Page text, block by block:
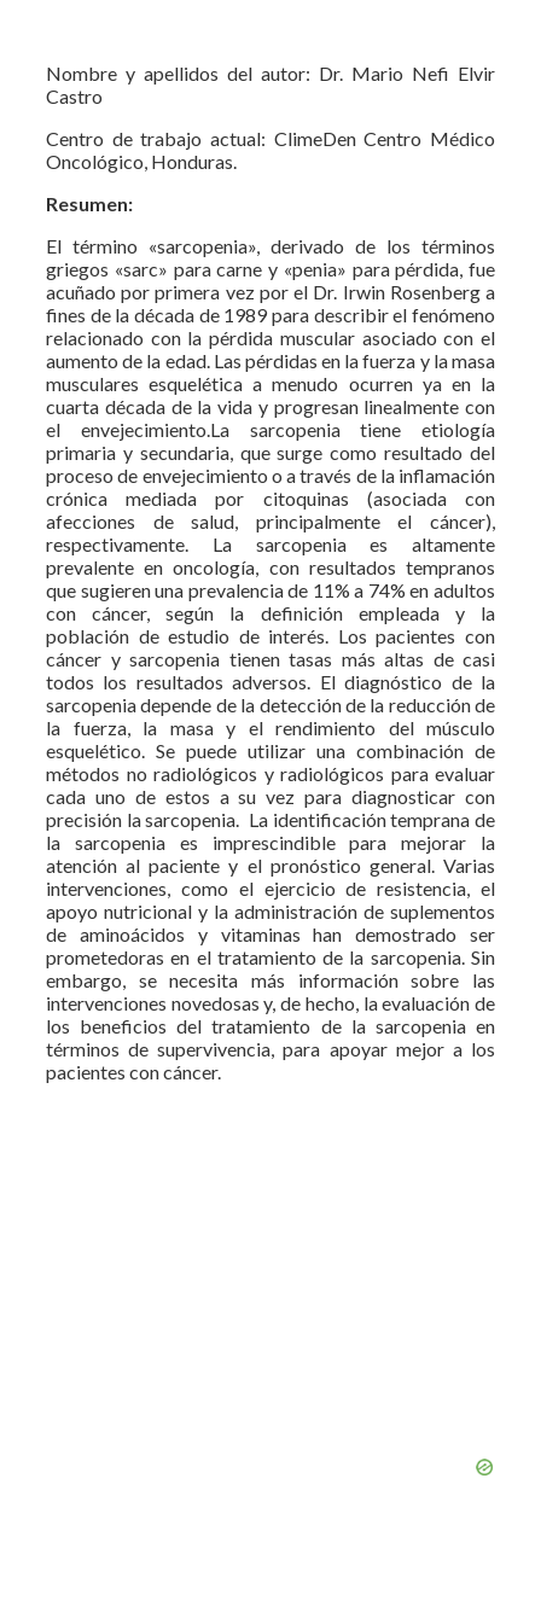
Nombre y apellidos del autor: Dr. Mario Nefi Elvir
Castro
Centro de trabajo actual: ClimeDen Centro Médico
Oncológico, Honduras.
Resumen:
El término «sarcopenia», derivado de los términos
griegos «sarc» para carne y «penia» para pérdida, fue
acuñado por primera vez por el Dr. Irwin Rosenberg a
fines de la década de 1989 para describir el fenómeno
relacionado con la pérdida muscular asociado con el
aumento de la edad. Las pérdidas en la fuerza y la masa
musculares esquelética a menudo ocurren ya en la
cuarta década de la vida y progresan linealmente con
el envejecimiento.La sarcopenia tiene etiología
primaria y secundaria, que surge como resultado del
proceso de envejecimiento o a través de la inflamación
crónica mediada por citoquinas (asociada con
afecciones de salud, principalmente el cáncer),
respectivamente. La sarcopenia es altamente
prevalente en oncología, con resultados tempranos
que sugieren una prevalencia de 11% a 74% en adultos
con cáncer, según la definición empleada y la
población de estudio de interés. Los pacientes con
cáncer y sarcopenia tienen tasas más altas de casi
todos los resultados adversos. El diagnóstico de la
sarcopenia depende de la detección de la reducción de
la fuerza, la masa y el rendimiento del músculo
esquelético. Se puede utilizar una combinación de
métodos no radiológicos y radiológicos para evaluar
cada uno de estos a su vez para diagnosticar con
precisión la sarcopenia. La identificación temprana de
la sarcopenia es imprescindible para mejorar la
atención al paciente y el pronóstico general. Varias
intervenciones, como el ejercicio de resistencia, el
apoyo nutricional y la administración de suplementos
de aminoácidos y vitaminas han demostrado ser
prometedoras en el tratamiento de la sarcopenia. Sin
embargo, se necesita más información sobre las
intervenciones novedosas y, de hecho, la evaluación de
los beneficios del tratamiento de la sarcopenia en
términos de supervivencia, para apoyar mejor a los
pacientes con cáncer.